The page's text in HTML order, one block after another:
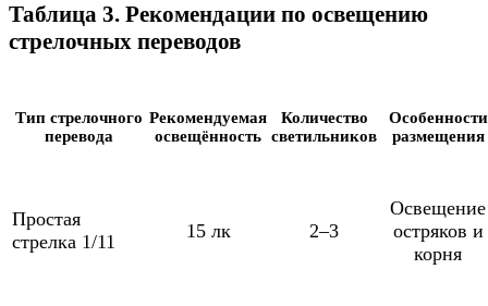
Таблица 3. Рекомендации по освещению
стрелочных переводов
Тип стрелочного
перевода
Рекомендуемая
освещённость
Количество
светильников
Особенности
размещения
Простая
стрелка 1/11
15 лк 2–3
Освещение
остряков и
корня